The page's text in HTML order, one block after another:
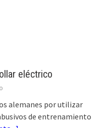
eléctrico
alemanes por utilizar
de entrenamiento